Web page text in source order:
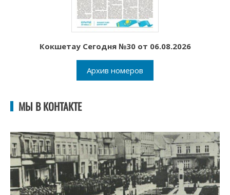
Кокшетау Сегодня №30 от 06.08.2026
Архив номеров
МЫ В КОНТАКТЕ